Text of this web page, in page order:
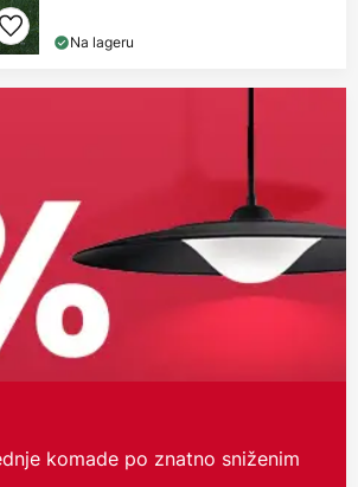
Na lageru
komade po znatno sniženim